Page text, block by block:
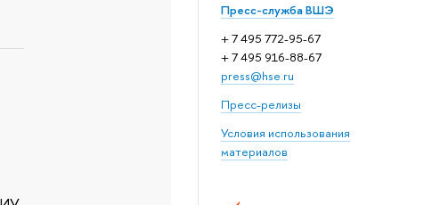
Пресс-служба ВШЭ
+ 7 495 772-95-67
+ 7 495 916-88-67
press@hse.ru
Пресс-релизы
Условия использования
материалов